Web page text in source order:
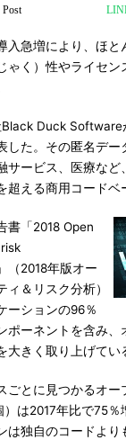
Post
急増により、ほと
ゃく）性やライセン
Duck Software
した。その匿名デ
サービス、医療など
超える商用コードベ
書「2018 Open
（2018年版オー
ィ＆リスク分析）
ーションの96％
ポーネントを含み、
きく取り上げてい
とに見つかるオー
は2017年比で75％
は独自のコードよ